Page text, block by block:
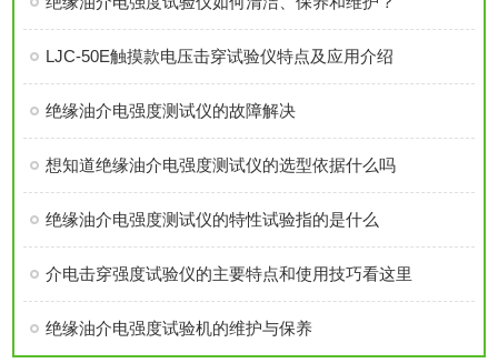
LJC-50E触摸款电压击穿试验仪特点及应用介绍
绝缘油介电强度测试仪的故障解决
想知道绝缘油介电强度测试仪的选型依据什么吗
​绝缘油介电强度测试仪的特性试验指的是什么
介电击穿强度试验仪的主要特点和使用技巧看这里
绝缘油介电强度试验机的维护与保养